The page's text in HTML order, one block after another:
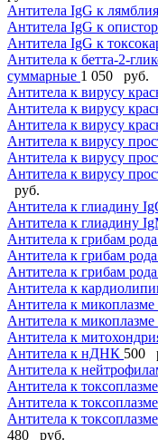
Антитела IgG к
Антитела IgG к
Антитела IgG к
Антитела к бетта-2-
суммарные 1 050 руб.
Антитела к вирусу
Антитела к вирусу
Антитела к вирусу
Антитела к вирусу
Антитела к вирусу
Антитела к вирусу
руб.
Антитела к глиадину
Антитела к глиадину
Антитела к грибам
Антитела к грибам
Антитела к грибам
Антитела к
Антитела к
Антитела к
Антитела к
Антитела к нДНК 500
Антитела к
Антитела к
Антитела к
Антитела к
480 руб.